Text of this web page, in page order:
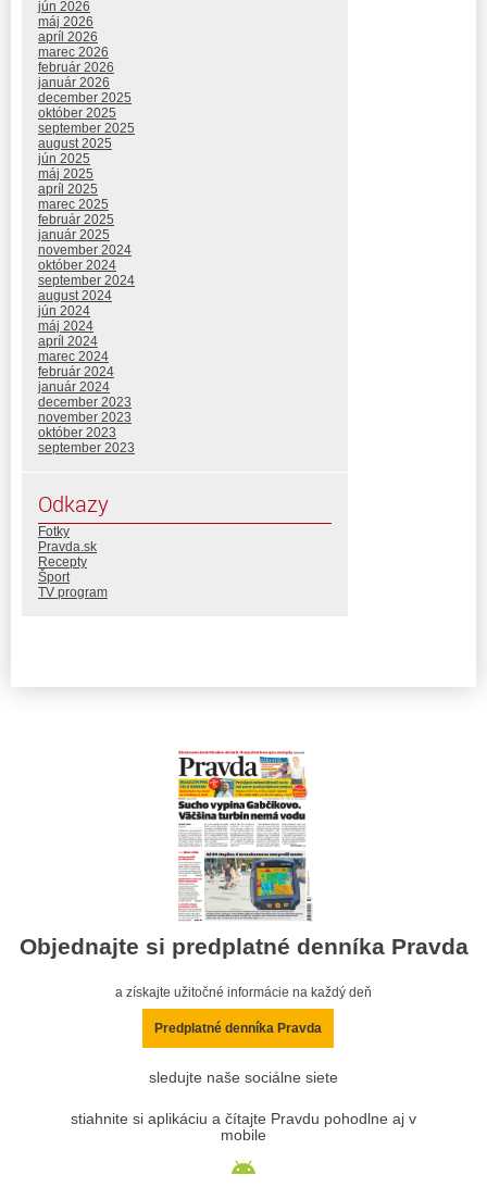
jún 2026
máj 2026
apríl 2026
marec 2026
február 2026
január 2026
december 2025
október 2025
september 2025
august 2025
jún 2025
máj 2025
apríl 2025
marec 2025
február 2025
január 2025
november 2024
október 2024
september 2024
august 2024
jún 2024
máj 2024
apríl 2024
marec 2024
február 2024
január 2024
december 2023
november 2023
október 2023
september 2023
Odkazy
Fotky
Pravda.sk
Recepty
Šport
TV program
Objednajte si predplatné denníka Pravda
a získajte užitočné informácie na každý deň
Predplatné denníka Pravda
sledujte naše sociálne siete
stiahnite si aplikáciu a čítajte Pravdu pohodlne aj v
mobile